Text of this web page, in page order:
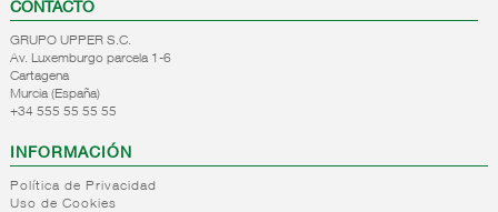
CONTACTO
GRUPO UPPER S.C.
Av. Luxemburgo parcela 1-6
Cartagena
Murcia (España)
+34 555 55 55 55
INFORMACIÓN
Política de Privacidad
Uso de Cookies